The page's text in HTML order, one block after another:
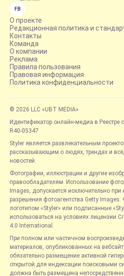
FB
О проекте
Редакционная политика и
Контакты
Команда
О компании
Реклама
Правила пользования
Правовая информация
Политика конфиденциальности
© 2026 LLC «UBT MEDIA»
Идентификатор онлайн-медиа в Реестре
R40-05347
Styler является развлекательным
рассказывающим о людях, трендах и всё,
новостей.
Фотографии, иллюстрации и другие
правообладателям. Использование
Images, допускается исключительно
разрешения фотоагентства Getty
логотипом «Styler» или подписанные
использоваться на условиях лицензии
4.0 International.
При полном или частичном
материалов, опубликованных на
обязательно размещение активной
открытой для индексации поисковыми
должна быть размещена